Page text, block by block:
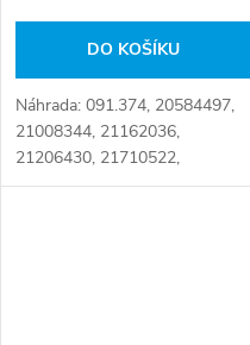
DO KOŠÍKU
Náhrada: 091.374, 20584497,
21008344, 21162036,
21206430, 21710522,
21965253, 22327063,